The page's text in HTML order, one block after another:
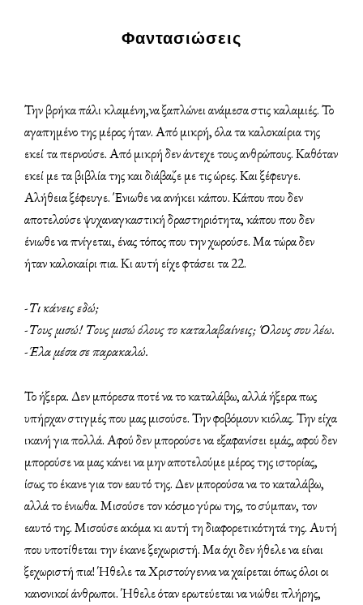
Φαντασιώσεις
Την βρήκα πάλι κλαμένη,να ξαπλώνει ανάμεσα στις καλαμιές. Το
αγαπημένο της μέρος ήταν. Από μικρή, όλα τα καλοκαίρια της
εκεί τα περνούσε. Από μικρή δεν άντεχε τους ανθρώπους. Καθόταν
εκεί με τα βιβλία της και διάβαζε με τις ώρες. Και ξέφευγε.
Αλήθεια ξέφευγε. Ένιωθε να ανήκει κάπου. Κάπου που δεν
αποτελούσε ψυχαναγκαστική δραστηριότητα, κάπου που δεν
ένιωθε να πνίγεται, ένας τόπος που την χωρούσε. Μα τώρα δεν
ήταν καλοκαίρι πια. Κι αυτή είχε φτάσει τα 22.
-Τι κάνεις εδώ;
-Τους μισώ! Τους μισώ όλους το καταλαβαίνεις; Όλους σου λέω.
-Έλα μέσα σε παρακαλώ.
Το ήξερα. Δεν μπόρεσα ποτέ να το καταλάβω, αλλά ήξερα πως
υπήρχαν στιγμές που μας μισούσε. Την φοβόμουν κιόλας. Την είχα
ικανή για πολλά. Αφού δεν μπορούσε να εξαφανίσει εμάς, αφού δεν
μπορούσε να μας κάνει να μην αποτελούμε μέρος της ιστορίας,
ίσως το έκανε για τον εαυτό της. Δεν μπορούσα να το καταλάβω,
αλλά το ένιωθα. Μισούσε τον κόσμο γύρω της, το σύμπαν, τον
εαυτό της. Μισούσε ακόμα κι αυτή τη διαφορετικότητά της. Αυτή
που υποτίθεται την έκανε ξεχωριστή. Μα όχι δεν ήθελε να είναι
ξεχωριστή πια! Ήθελε τα Χριστούγεννα να χαίρεται όπως όλοι οι
κανονικοί άνθρωποι. Ήθελε όταν ερωτεύεται να νιώθει πλήρης,